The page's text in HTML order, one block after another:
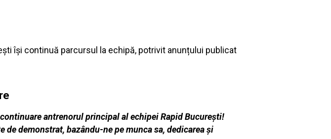
își continuă parcursul la echipă, potrivit anunțului publicat
antrenorul principal al echipei Rapid București!
de demonstrat, bazându-ne pe munca sa, dedicarea și